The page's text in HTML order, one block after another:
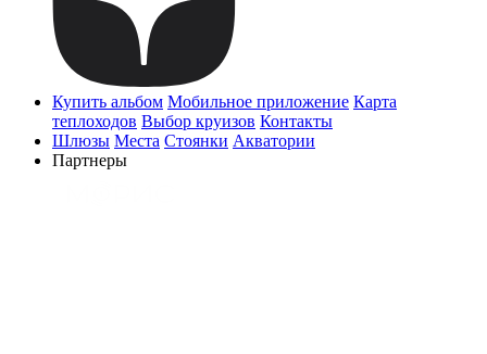
Купить альбом Мобильное приложение Карта
теплоходов Выбор круизов Контакты
Шлюзы Места Стоянки Акватории
Партнеры